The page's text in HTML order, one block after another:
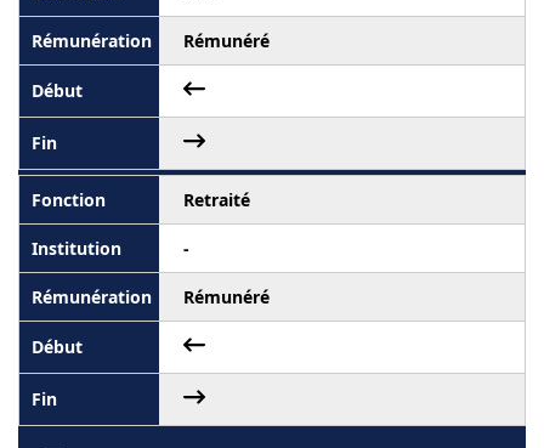
Rémunéré
Retraité
-
Rémunéré